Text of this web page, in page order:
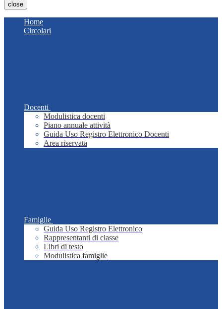
close
Home
Circolari
Docenti
Modulistica docenti
Piano annuale attività
Guida Uso Registro Elettronico Docenti
Area riservata
Famiglie
Guida Uso Registro Elettronico
Rappresentanti di classe
Libri di testo
Modulistica famiglie